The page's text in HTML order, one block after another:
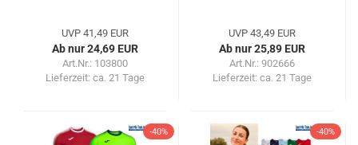
UVP 41,49 EUR
Ab nur 24,69 EUR
Art.Nr.: 103800
Lieferzeit: ca. 21 Tage
UVP 43,49 EUR
Ab nur 25,89 EUR
Art.Nr.: 902666
Lieferzeit: ca. 21 Tage
-40% -40%